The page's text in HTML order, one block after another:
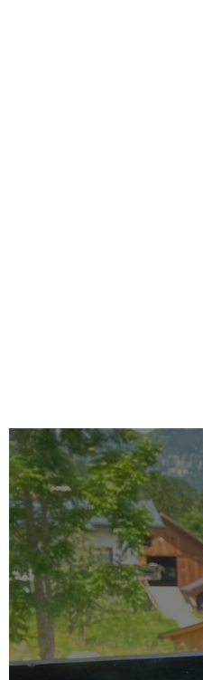
Perfekt für deinen